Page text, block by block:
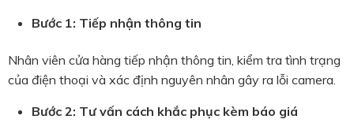
Bước 1: Tiếp nhận thông tin
Nhân viên cửa hàng tiếp nhận thông tin, kiểm tra tình trạng
của điện thoại và xác định nguyên nhân gây ra lỗi camera.
Bước 2: Tư vấn cách khắc phục kèm báo giá